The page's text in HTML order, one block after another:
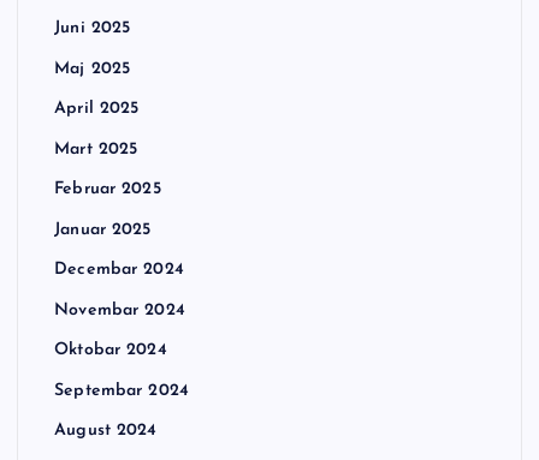
Juni 2025
Maj 2025
April 2025
Mart 2025
Februar 2025
Januar 2025
Decembar 2024
Novembar 2024
Oktobar 2024
Septembar 2024
August 2024